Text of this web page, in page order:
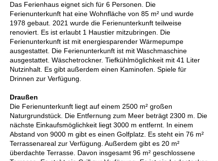
Das Ferienhaus eignet sich für 6 Personen. Die
Ferienunterkunft hat eine Wohnfläche von 85 m² und wurde
1978 gebaut. 2021 wurde die Ferienunterkunft teilweise
renoviert. Es ist erlaubt 1 Haustier mitzubringen. Die
Ferienunterkunft ist mit energiesparender Wärmepumpe
ausgestattet. Die Ferienunterkunft ist mit Waschmaschine
ausgestattet. Wäschetrockner. Tiefkühlmöglichkeit mit 41 Liter
Nutzinhalt. Es gibt außerdem einen Kaminofen. Spiele für
Drinnen zur Verfügung.
Draußen
Die Ferienunterkunft liegt auf einem 2500 m² großen
Naturgrundstück. Die Entfernung zum Meer beträgt 2300 m. Die
nächste Einkaufsmöglichkeit liegt 3000 m entfernt. In einem
Abstand von 9000 m gibt es einen Golfplatz. Es steht ein 76 m²
Terrassenareal zur Verfügung. Außerdem gibt es 20 m²
überdachte Terrasse. Davon insgesamt 96 m² geschlossene